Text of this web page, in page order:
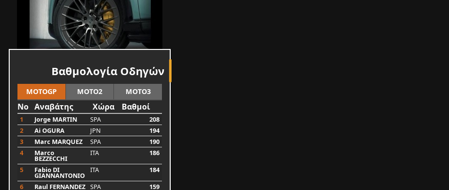
Βαθμολογία Οδηγών
MOTOGP MOTO2 MOTO3
No Αναβάτης Χώρα Βαθμοί
1 Jorge MARTIN SPA
208
2
Ai OGURA JPN
194
3
Marc MARQUEZ SPA
190
4
Marco
BEZZECCHI
ITA
186
5
Fabio DI
GIANNANTONIO
ITA
184
6
Raul FERNANDEZ SPA 159